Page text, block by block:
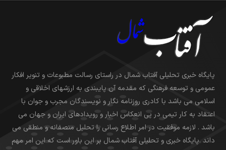
پایگاه خبری تحلیلی آفتاب شمال در راستای رسالت مطبوعات و تنویر افکار
عمومی و توسعه فرهنگی که مقدمه آن پایبندی به ارزشهای اخلاقی و
اسلامی می باشد با کادری روزنامه نگار و نویسندگان مجرب و جوان با
اعتقاد به کار تیمی در پی انعکاس اخبار و رویدادهای ایران و جهان می
باشد . لازمه موفقیت در امر اطلاع رسانی را تحلیل منصفانه و منطقی می
داند .پایگاه خبری و تحلیلی آفتاب شمال بر این باور است که این امر مهم